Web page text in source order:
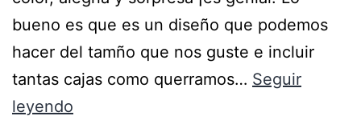
bueno es que es un diseño que podemos
hacer del tamño que nos guste e incluir
tantas cajas como querramos… Seguir
leyendo